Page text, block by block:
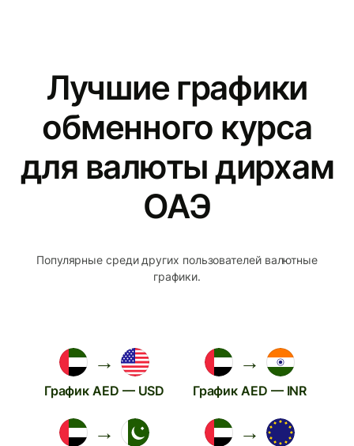
Лучшие графики
обменного курса
для валюты дирхам
ОАЭ
Популярные среди других пользователей валютные
графики.
→
График AED — USD
→
График AED — INR
→ →